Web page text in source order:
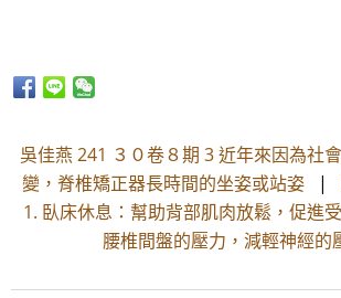
吳佳燕 241 ３０卷８期 3 近年來因為社
變，脊椎矯正器長時間的坐姿或站姿 |
1. 臥床休息：幫助背部肌肉放鬆，促進
腰椎間盤的壓力，減輕神經的